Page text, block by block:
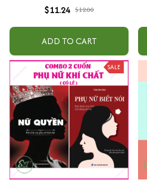
Chiêu Tài Lộc
$11.24 $12.00
ADD TO CART
SALE